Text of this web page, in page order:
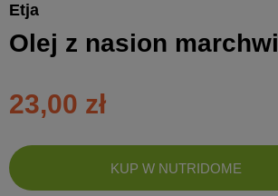
Etja
Olej z nasion marchwi
23,00 zł
KUP W NUTRIDOME